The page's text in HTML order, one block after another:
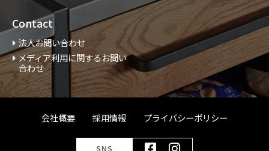
Contact
法人お問い合わせ
メディア利用に関するお問い
合わせ
会社概要 採用情報 プライバシーポリシー
SNS